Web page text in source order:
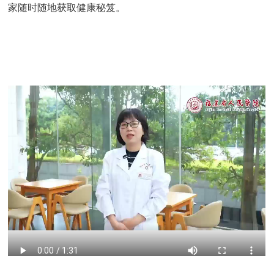
窗
招
群
院家随时随地获取健康秘笈。